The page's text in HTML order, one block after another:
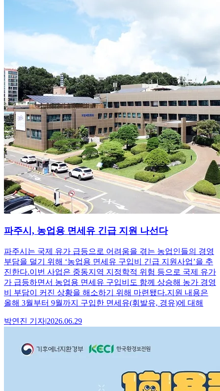
파주시, 농업용 면세유 긴급 지원 나선다
파주시는 국제 유가 급등으로 어려움을 겪는 농업인들의 경영
부담을 덜기 위해 ‘농업용 면세유 구입비 긴급 지원사업’을 추
진한다.이번 사업은 중동지역 지정학적 위험 등으로 국제 유가
가 급등하면서 농업용 면세유 구입비도 함께 상승해 농가 경영
비 부담이 커진 상황을 해소하기 위해 마련됐다.지원 내용은
올해 3월부터 9월까지 구입한 면세유(휘발유, 경유)에 대해
박연진 기자|2026.06.29